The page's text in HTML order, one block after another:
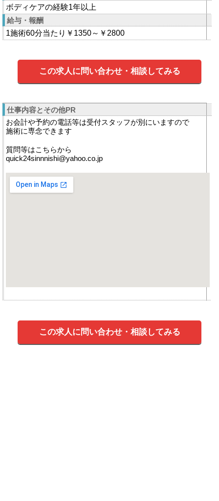
ボディケアの経験1年以上
給与・報酬
1施術60分当たり￥1350～￥2800
この求人に問い合わせ・相談してみる
仕事内容とその他PR
お会計や予約の電話等は受付スタッフが別にいますので
施術に専念できます
質問等はこちらから
quick24sinnnishi@yahoo.co.jp
この求人に問い合わせ・相談してみる